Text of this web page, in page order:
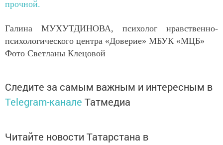
прочной.
Галина МУХУТДИНОВА, психолог нравственно-
психологического центра «Доверие» МБУК «МЦБ»
Фото Светланы Клецовой
Следите за самым важным и интересным в
Telegram-канале Татмедиа
Читайте новости Татарстана в